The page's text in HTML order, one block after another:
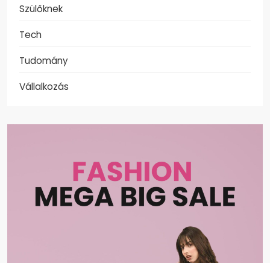
Szülőknek
Tech
Tudomány
Vállalkozás